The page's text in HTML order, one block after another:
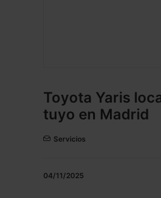
Toyota Yaris
tuyo en Madrid
Servicios
04/11/2025